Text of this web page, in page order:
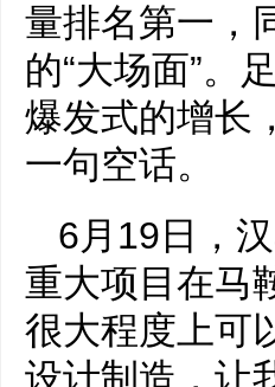
量排名第一，
的“大场面”。
爆发式的增长
一句空话。
6月19日，
重大项目在马
很大程度上可
设计制造，让